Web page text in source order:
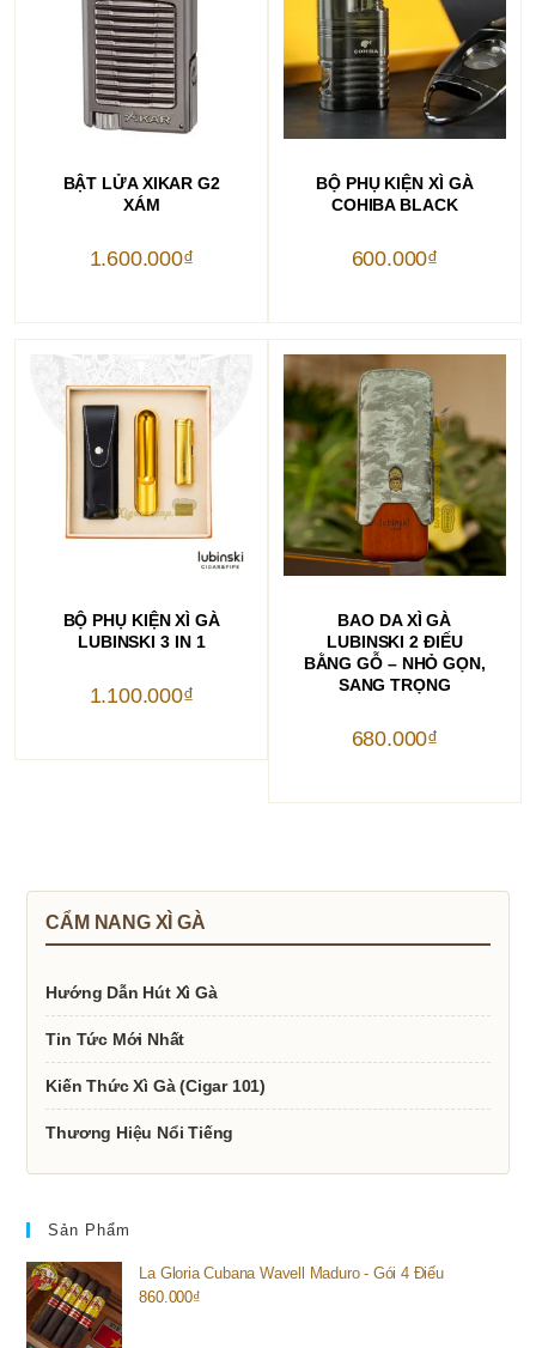
THÊM VÀO GIỎ HÀNG
BẬT LỬA XIKAR G2
XÁM
1.600.000₫
THÊM VÀO GIỎ HÀNG
BỘ PHỤ KIỆN XÌ GÀ
COHIBA BLACK
600.000₫
THÊM VÀO GIỎ HÀNG
BỘ PHỤ KIỆN XÌ GÀ
LUBINSKI 3 IN 1
1.100.000₫
THÊM VÀO GIỎ HÀNG
BAO DA XÌ GÀ
LUBINSKI 2 ĐIẾU
BẰNG GỖ – NHỎ GỌN,
SANG TRỌNG
680.000₫
CẨM NANG XÌ GÀ
Hướng Dẫn Hút Xì Gà
Tin Tức Mới Nhất
Kiến Thức Xì Gà (Cigar 101)
Thương Hiệu Nổi Tiếng
Sản Phẩm
La Gloria Cubana Wavell Maduro - Gói 4 Điếu
860.000₫